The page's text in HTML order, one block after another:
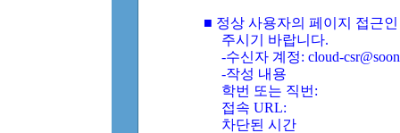
■ 정상 사용자의 페이지 접근
주시기 바랍니다.
-수신자 계정: cloud-
-작성 내용
학번 또는 직번:
접속 URL:
차단된 시간